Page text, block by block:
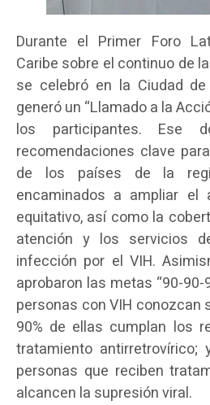
Durante el Primer Foro
Caribe sobre el continuo de
se celebró en la Ciudad
generó un “Llamado a la
los participantes. Ese
recomendaciones clave
de los países de la
encaminados a ampliar el
equitativo, así como la
atención y los servicios
infección por el VIH.
aprobaron las metas “90-90-
personas con VIH conozcan
90% de ellas cumplan los
tratamiento
personas que reciben
alcancen la supresión viral.